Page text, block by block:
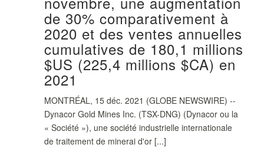
de 30% comparativement à
2020 et des ventes annuelles
cumulatives de 180,1 millions
$US (225,4 millions $CA) en
2021
MONTRÉAL, 15 déc. 2021 (GLOBE NEWSWIRE) --
Dynacor Gold Mines Inc. (TSX-DNG) (Dynacor ou la
« Société »), une société industrielle internationale
de traitement de minerai d'or [...]